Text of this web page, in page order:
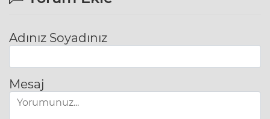
Adınız Soyadınız
Mesaj